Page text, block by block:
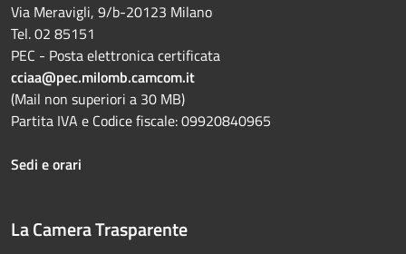
Via Meravigli, 9/b-20123 Milano
Tel. 02 85151
PEC - Posta elettronica certificata
cciaa@pec.milomb.camcom.it
(Mail non superiori a 30 MB)
Partita IVA e Codice fiscale: 09920840965
Sedi e orari
La Camera Trasparente